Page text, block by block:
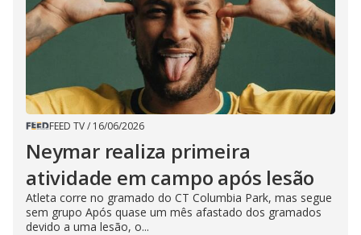
FEED TV/ 16/06/2026
Neymar realiza primeira
atividade em campo após lesão
Atleta corre no gramado do CT Columbia Park, mas segue
sem grupo Após quase um mês afastado dos gramados
devido a uma lesão, o...